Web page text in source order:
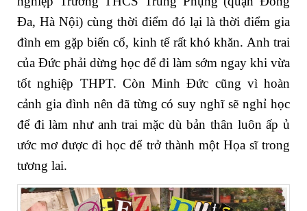
Đa, Hà Nội) cùng thời điểm đó lại là thời điểm gia
đình em gặp biến cố, kinh tế rất khó khăn. Anh trai
của Đức phải dừng học để đi làm sớm ngay khi vừa
tốt nghiệp THPT. Còn Minh Đức cũng vì hoàn
cảnh gia đình nên đã từng có suy nghĩ sẽ nghỉ học
để đi làm như anh trai mặc dù bản thân luôn ấp ủ
ước mơ được đi học để trở thành một Họa sĩ trong
tương lai.